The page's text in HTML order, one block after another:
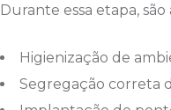
Durante essa etapa,
Higienização de
Segregação correta